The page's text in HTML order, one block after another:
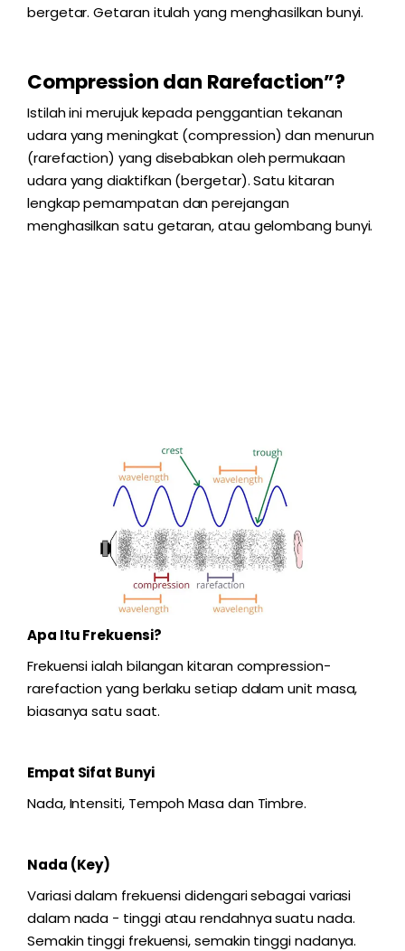
bergetar. Getaran itulah yang menghasilkan bunyi.
Compression dan Rarefaction”?
Istilah ini merujuk kepada penggantian tekanan
udara yang meningkat (compression) dan menurun
(rarefaction) yang disebabkan oleh permukaan
udara yang diaktifkan (bergetar). Satu kitaran
lengkap pemampatan dan perejangan
menghasilkan satu getaran, atau gelombang bunyi.
Apa Itu Frekuensi?
Frekuensi ialah bilangan kitaran compression-
rarefaction yang berlaku setiap dalam unit masa,
biasanya satu saat.
Empat Sifat Bunyi
Nada, Intensiti, Tempoh Masa dan Timbre.
Nada (Key)
Variasi dalam frekuensi didengari sebagai variasi
dalam nada - tinggi atau rendahnya suatu nada.
Semakin tinggi frekuensi, semakin tinggi nadanya.